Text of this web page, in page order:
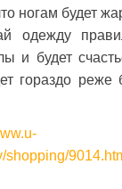
ногам будет
одежду
и будет
гораздо реже
shopping/